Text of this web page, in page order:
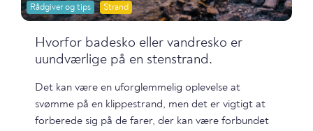
Rådgiver og tips Strand
Hvorfor badesko eller vandresko er
uundværlige på en stenstrand.
Det kan være en uforglemmelig oplevelse at
svømme på en klippestrand, men det er vigtigt at
forberede sig på de farer, der kan være forbundet